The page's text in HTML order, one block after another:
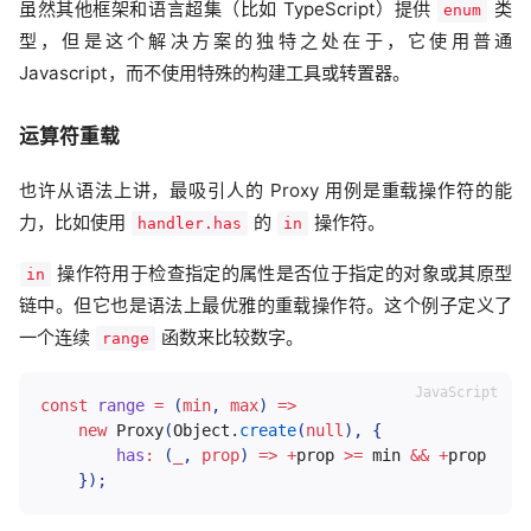
虽然其他框架和语言超集（比如 TypeScript）提供 enum
类
型，但是这个解决方案的独特之处在于，它使用普通
Javascript，而不使用特殊的构建工具或转置器。
运算符重载
也许从语法上讲，最吸引人的 Proxy 用例是重载操作符的能
力，比如使用
handler.has 的 in 操作符。
in
操作符用于检查指定的属性是否位于指定的对象或其原型
链中。但它也是语法上最优雅的重载操作符。这个例子定义了
一个连续
range 函数来比较数字。
const range = (min, max)
=>
new Proxy(Object . create(null ) ,
{
has : ( , prop) => +prop >= min && +prop
}) ;